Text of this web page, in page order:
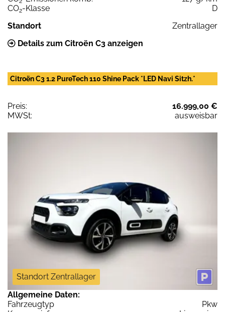
CO2-Klasse
D
Standort
Zentrallager
Details zum Citroën C3 anzeigen
Citroën C3 1.2 PureTech 110 Shine Pack *LED Navi Sitzh.*
Preis:
16.999,00 €
MWSt:
ausweisbar
Standort Zentrallager
Allgemeine Daten:
Fahrzeugtyp
Pkw